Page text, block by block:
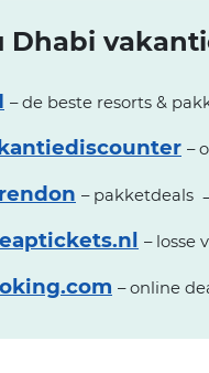
Dhabi
– de beste resorts &
–
– pakketdeals
– losse
– online